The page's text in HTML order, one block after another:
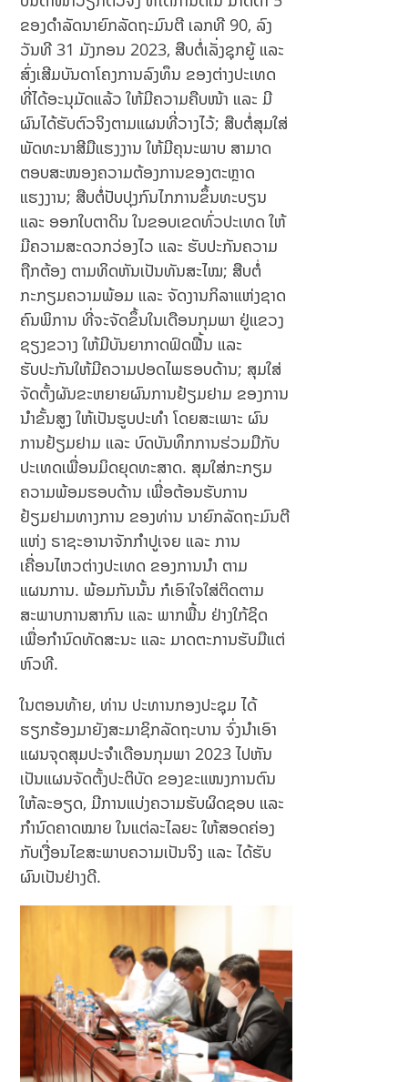
ຂອງດຳລັດນາຍົກລັດຖະມົນຕີ ເລກທີ 90, ລົງ
ວັນທີ 31 ມັງກອນ 2023, ສືບຕໍ່ເລັ່ງຊຸກຍູ້ ແລະ
ສົ່ງເສີມບັນດາໂຄງການລົງທຶນ ຂອງຕ່າງປະເທດ
ທີ່ໄດ້ອະນຸມັດແລ້ວ ໃຫ້ມີຄວາມຄືບໜ້າ ແລະ ມີ
ຜົນໄດ້ຮັບຕົວຈິງຕາມແຜນທີ່ວາງໄວ້; ສືບຕໍ່ສຸມໃສ່
ພັດທະນາສີມືແຮງງານ ໃຫ້ມີຄຸນະພາບ ສາມາດ
ຕອບສະໜອງຄວາມຕ້ອງການຂອງຕະຫຼາດ
ແຮງງານ; ສືບຕໍ່ປັບປຸງກົນໄກການຂຶ້ນທະບຽນ
ແລະ ອອກໃບຕາດິນ ໃນຂອບເຂດທົ່ວປະເທດ ໃຫ້
ມີຄວາມສະດວກວ່ອງໄວ ແລະ ຮັບປະກັນຄວາມ
ຖືກຕ້ອງ ຕາມທິດຫັນເປັນທັນສະໄໝ; ສືບຕໍ່
ກະກຽມຄວາມພ້ອມ ແລະ ຈັດງານກິລາແຫ່ງຊາດ
ຄົນພິການ ທີ່ຈະຈັດຂຶ້ນໃນເດືອນກຸມພາ ຢູ່ແຂວງ
ຊຽງຂວາງ ໃຫ້ມີບັນຍາກາດຟົດຟື້ນ ແລະ
ຮັບປະກັນໃຫ້ມີຄວາມປອດໄພຮອບດ້ານ; ສຸມໃສ່
ຈັດຕັ້ງຜັນຂະຫຍາຍຜົນການຢ້ຽມຢາມ ຂອງການ
ນໍາຂັ້ນສູງ ໃຫ້ເປັນຮູບປະທໍາ ໂດຍສະເພາະ ຜົນ
ການຢ້ຽມຢາມ ແລະ ບົດບັນທຶກການຮ່ວມມືກັບ
ປະເທດເພື່ອນມິດຍຸດທະສາດ. ສຸມໃສ່ກະກຽມ
ຄວາມພ້ອມຮອບດ້ານ ເພື່ອຕ້ອນຮັບການ
ຢ້ຽມຢາມທາງການ ຂອງທ່ານ ນາຍົກລັດຖະມົນຕີ
ແຫ່ງ ຣາຊະອານາຈັກກຳປູເຈຍ ແລະ ການ
ເຄື່ອນໄຫວຕ່າງປະເທດ ຂອງການນຳ ຕາມ
ແຜນການ. ພ້ອມກັນນັ້ນ ກໍເອົາໃຈໃສ່ຕິດຕາມ
ສະພາບການສາກົນ ແລະ ພາກພື້ນ ຢ່າງໃກ້ຊິດ
ເພື່ອກຳນົດທັດສະນະ ແລະ ມາດຕະການຮັບມືແຕ່
ຫົວທີ.
ໃນຕອນທ້າຍ, ທ່ານ ປະທານກອງປະຊຸມ ໄດ້
ຮຽກຮ້ອງມາຍັງສະມາຊິກລັດຖະບານ ຈົ່ງນຳເອົາ
ແຜນຈຸດສຸມປະຈຳເດືອນກຸມພາ 2023 ໄປຫັນ
ເປັນແຜນຈັດຕັ້ງປະຕິບັດ ຂອງຂະແໜງການຕົນ
ໃຫ້ລະອຽດ, ມີການແບ່ງຄວາມຮັບຜິດຊອບ ແລະ
ກຳນົດຄາດໝາຍ ໃນແຕ່ລະໄລຍະ ໃຫ້ສອດຄ່ອງ
ກັບເງື່ອນໄຂສະພາບຄວາມເປັນຈິງ ແລະ ໄດ້ຮັບ
ຜົນເປັນຢ່າງດີ.